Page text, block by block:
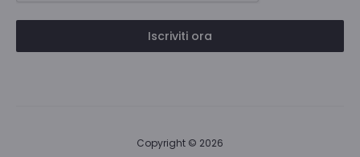
Iscriviti ora
Copyright © 2026